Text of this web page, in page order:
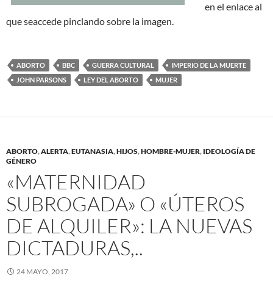
en el enlace al
que seaccede pinclando sobre la imagen.
ABORTO BBC GUERRA CULTURAL
IMPERIO DE LA MUERTE
JOHN PARSONS
LEY DEL ABORTO MUJER
ABORTO,ALERTA,EUTANASIA,HIJOS,HOMBRE-MUJER, IDEOLOGÍA DE
GÉNERO
«MATERNIDAD
SUBROGADA» O «ÚTEROS
DE ALQUILER»: LA NUEVAS
DICTADURAS,..
24 MAYO, 2017